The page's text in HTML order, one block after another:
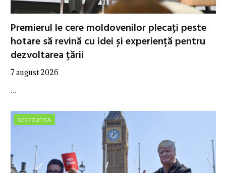
Premierul le cere moldovenilor plecați peste
hotare să revină cu idei și experiență pentru
dezvoltarea țării
7 august 2026
…
GEOPOLITICA